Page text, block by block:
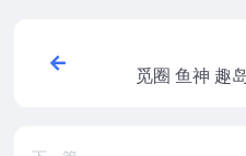
觅圈 鱼神 趣